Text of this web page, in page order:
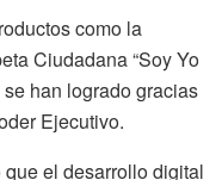
como la
Ciudadana “Soy Yo
han logrado gracias
Ejecutivo.
el desarrollo digital